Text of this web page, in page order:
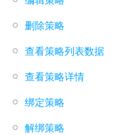
删除策略
查看策略列表数据
查看策略详情
绑定策略
解绑策略